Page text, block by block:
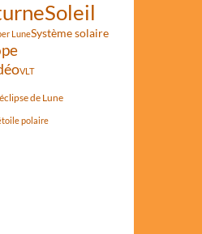
Soleil
LuneSystème solaire
VLT
éclipse de Lune
polaire